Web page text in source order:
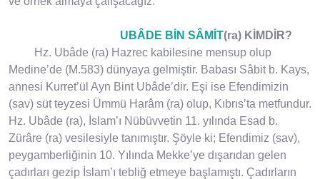
UBÂDE BİN SÂMİT(ra) KİMDİR?
Hz. Ubâde (ra) Hazrec kabilesine mensup olup
Medine’de (M.583) dünyaya gelmiştir. Babası Sâbit b. Kays,
annesi Kurret’ül Ayn Bint Ubâde’dir. Eşi ise Efendimizin
(sav) süt teyzesi Ümmü Harâm (ra) olup, Kıbrıs’ta metfundur.
Hz. Ubâde (ra), İslam’ı Nübüvvetin 11. yılında Esad b.
Zürâre (ra) vesilesiyle tanımıştır. Şöyle ki; Efendimiz (sav),
peygamberliğinin 10. Yılında Mekke’ye dışarıdan gelen
çadırları gezip İslam’ı tebliğ etmeye başlamıştı. Çadırların